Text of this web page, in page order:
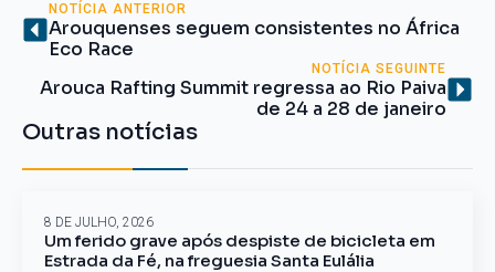
NOTÍCIA ANTERIOR
Arouquenses seguem consistentes no África
Eco Race
NOTÍCIA SEGUINTE
Arouca Rafting Summit regressa ao Rio Paiva
de 24 a 28 de janeiro
Outras notícias
Um ferido grave após despiste de bicicleta em
Estrada da Fé, na freguesia Santa Eulália
8 DE JULHO, 2026